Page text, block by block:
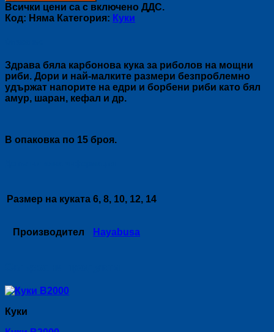
Куки
HAYABUSA
-
Всички цени са с включено ДДС.
Код: Няма Категория: Куки
Здрава бяла карбонова кука за риболов на мощни
риби. Дори и най-малките размери безпроблемно
удържат напорите на едри и борбени риби като бял
амур, шаран, кефал и др.
В опаковка по 15 броя.
Размер на куката 6, 8, 10, 12, 14
Производител Hayabusa
Куки